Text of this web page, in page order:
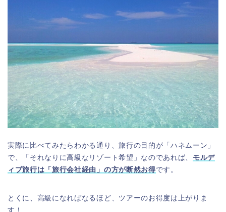
実際に比べてみたらわかる通り、旅行の目的が「ハネムーン」
で、「それなりに高級なリゾート希望」なのであれば、 モルデ
ィブ旅行は「旅行会社経由」の方が断然お得です。
とくに、高級になればなるほど、ツアーのお得度は上がりま
す！